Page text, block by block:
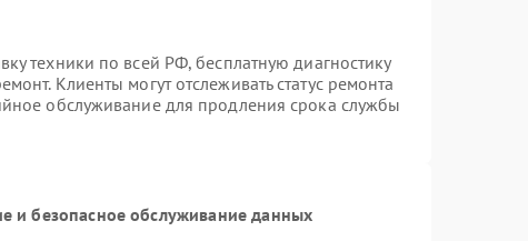
техники по всей РФ, бесплатную диагностику
Клиенты могут отслеживать статус ремонта
обслуживание для продления срока службы
и безопасное обслуживание данных